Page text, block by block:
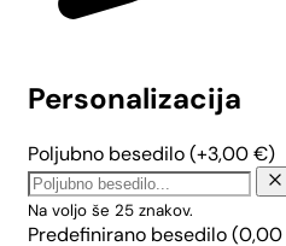
Personalizacija
Poljubno besedilo(+3,00€)
Na voljo še 25 znakov.
Predefinirano besedilo (0,00